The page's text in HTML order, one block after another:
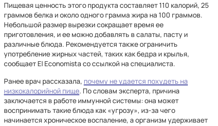
Пищевая ценность этого продукта составляет 110 калорий, 25
граммов белка и около одного грамма жира на 100 граммов.
Небольшой размер вырезки сокращает время ее
приготовления, и ее можно добавлять в салаты, пасту и
различные блюда. Рекомендуется также ограничить
употребление жирных частей, таких как бедра и крылья,
сообщает El Economista со ссылкой на специалиста.
Ранее врач рассказала, почему не удается похудеть на
низкокалорийной пище. По словам эксперта, причина
заключается в работе иммунной системы: она может
воспринимать такие блюда как «угрозу», из-за чего
начинается хроническое воспаление, а организм удерживает